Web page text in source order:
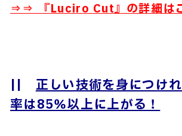
⇒⇒ 『Luciro Cut』の詳細は
||正しい技術を身につけ
率は85％以上に上がる！